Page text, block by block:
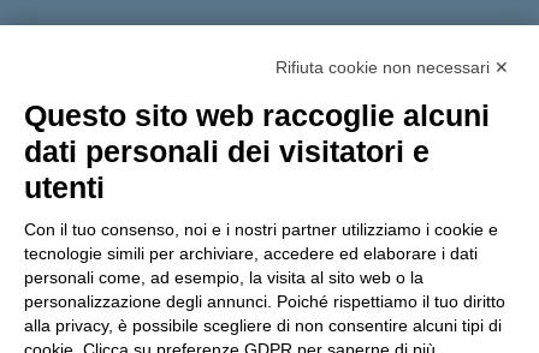
Tutti gli argomenti
Amministrazione Trasparente
Privacy Policy
Dichiarazione di accessibilitàObiettivi di accessibilità
Seguici su:
Indirizzo:Via Gaetano Donizetti 30, Collegno
Centralino:0114053925 Email: toic8cg002@istruzione.it
Posta elettronica certificata (PEC):toic8cg002@pec.istruzione.it
Codice fiscale: 95641450010
Rifiuta cookie non necessari ✕
Questo sito web raccoglie alcuni
dati personali dei visitatori e
utenti
Con il tuo consenso, noi e i nostri partner utilizziamo i cookie e
tecnologie simili per archiviare, accedere ed elaborare i dati
personali come, ad esempio, la visita al sito web o la
personalizzazione degli annunci. Poiché rispettiamo il tuo diritto
alla privacy, è possibile scegliere di non consentire alcuni tipi di